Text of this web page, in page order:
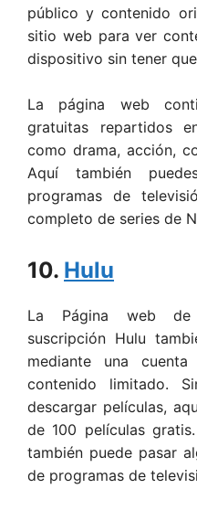
público y contenido
sitio web para ver
dispositivo sin tener
La página web
gratuitas repartidos
como drama, acción,
Aquí también
programas de
completo de series de
10. Hulu
La Página web de
suscripción Hulu
mediante una
contenido limitado.
descargar películas,
de 100 películas
también puede pasar
de programas de